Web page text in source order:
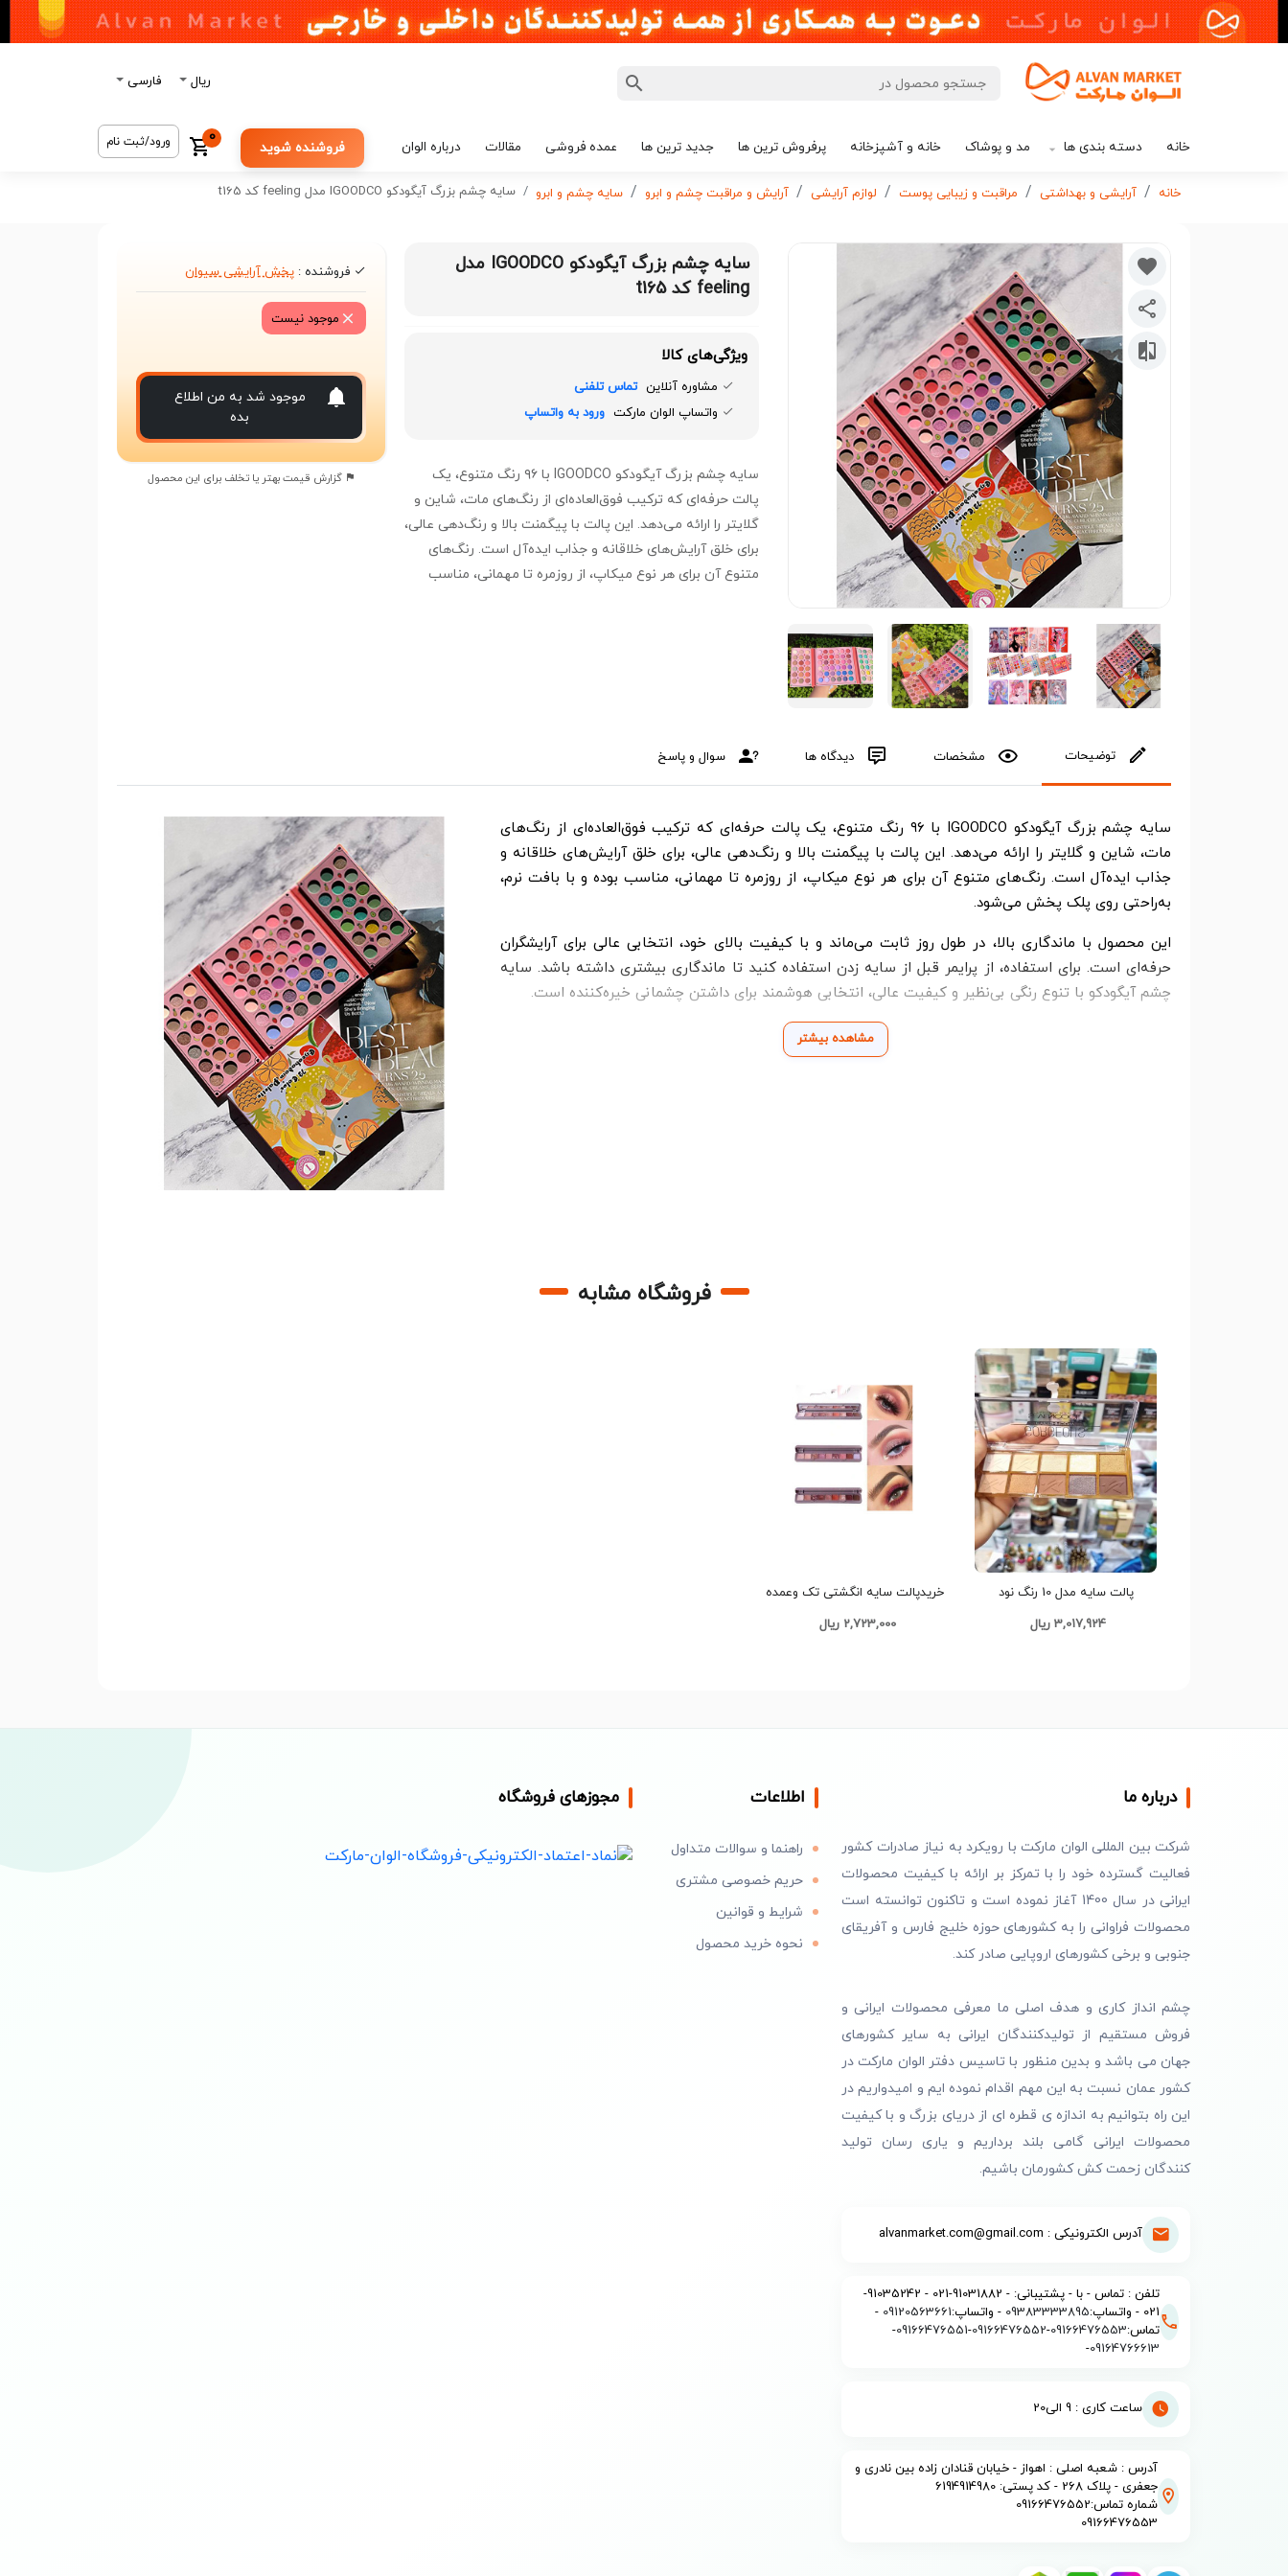
ریال فارسی
خانه دسته بندی ها مد و پوشاک خانه و آشپزخانه پرفروش ترین ها جدید ترین ها عمده فروشی مقالات درباره الوان فروشنده شوید
0 ورود/ثبت نام
خانه آرایشی و بهداشتی مراقبت و زیبایی پوست لوازم آرایشی آرایش و مراقبت چشم و ابرو سایه چشم و ابرو سایه چشم بزرگ آیگودکو IGOODCO مدل feeling کد t165
سایه چشم بزرگ آیگودکو IGOODCO مدل
feeling کد t165
ویژگی‌های کالا
مشاوره آنلاین تماس تلفنی
واتساپ الوان مارکت ورود به واتساپ
سایه چشم بزرگ آیگودکو IGOODCO با ۹۶ رنگ متنوع، یک
پالت حرفه‌ای که ترکیب فوق‌العاده‌ای از رنگ‌های مات، شاین و
گلایتر را ارائه می‌دهد. این پالت با پیگمنت بالا و رنگ‌دهی عالی،
برای خلق آرایش‌های خلاقانه و جذاب ایده‌آل است. رنگ‌های
متنوع آن برای هر نوع میکاپ، از روزمره تا مهمانی، مناسب
فروشنده : پخش آرایشی سیوان
موجود نیست
موجود شد به من اطلاع
بده
گزارش قیمت بهتر یا تخلف برای این محصول
توضیحات مشخصات دیدگاه ها سوال و پاسخ
سایه چشم بزرگ آیگودکو IGOODCO با ۹۶ رنگ متنوع، یک پالت حرفه‌ای که ترکیب فوق‌العاده‌ای از رنگ‌های
مات، شاین و گلایتر را ارائه می‌دهد. این پالت با پیگمنت بالا و رنگ‌دهی عالی، برای خلق آرایش‌های خلاقانه و
جذاب ایده‌آل است. رنگ‌های متنوع آن برای هر نوع میکاپ، از روزمره تا مهمانی، مناسب بوده و با بافت نرم،
به‌راحتی روی پلک پخش می‌شود.
این محصول با ماندگاری بالا، در طول روز ثابت می‌ماند و با کیفیت بالای خود، انتخابی عالی برای آرایشگران
حرفه‌ای است. برای استفاده، از پرایمر قبل از سایه زدن استفاده کنید تا ماندگاری بیشتری داشته باشد. سایه
چشم آیگودکو با تنوع رنگی بی‌نظیر و کیفیت عالی، انتخابی هوشمند برای داشتن چشمانی خیره‌کننده است.
مشاهده بیشتر
فروشگاه مشابه
پالت سایه مدل 10 رنگ نود
3,017,924 ریال
خریدپالت سایه انگشتی تک وعمده
2,723,000 ریال
درباره ما
شرکت بین المللی الوان مارکت با رویکرد به نیاز صادرات کشور
فعالیت گسترده خود را با تمرکز بر ارائه با کیفیت محصولات
ایرانی در سال 1400 آغاز نموده است و تاکنون توانسته است
محصولات فراوانی را به کشورهای حوزه خلیج فارس و آفریقای
جنوبی و برخی کشورهای اروپایی صادر کند.
چشم انداز کاری و هدف اصلی ما معرفی محصولات ایرانی و
فروش مستقیم از تولیدکنندگان ایرانی به سایر کشورهای
جهان می باشد و بدین منظور با تاسیس دفتر الوان مارکت در
کشور عمان نسبت به این مهم اقدام نموده ایم و امیدواریم در
این راه بتوانیم به اندازه ی قطره ای از دریای بزرگ و با کیفیت
محصولات ایرانی گامی بلند برداریم و یاری رسان تولید
کنندگان زحمت کش کشورمان باشیم.
آدرس الکترونیکی : alvanmarket.com@gmail.com
تلفن : تماس - با - پشتیبانی: - 91031882-021 - 91035242-
021 - واتساپ:
09383333895 - واتساپ:09120563661
-
تماس:09166476553
-
09166476552
-
09166476551
-
09164766613
-
ساعت کاری : 9 الی20
آدرس : شعبه اصلی : اهواز - خیابان قنادان زاده بین نادری و
جعفری - پلاک 268 - کد پستی: 6194914980
شماره تماس:09166476552
09166476553
اطلاعات
راهنما و سوالات متداول
حریم خصوصی مشتری
شرایط و قوانین
نحوه خرید محصول
مجوزهای فروشگاه